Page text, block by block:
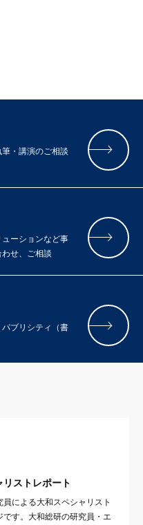
・講演のご相談
ーションなど事
せ、ご相談
ブリシティ（書
リストレポート
員による大和スペシャリスト
です。大和総研の研究員・エ